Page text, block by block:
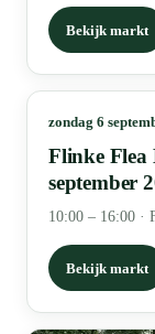
Bekijk markt
zondag 6
Flinke Flea
september
10:00 – 16:00 ·
Bekijk markt